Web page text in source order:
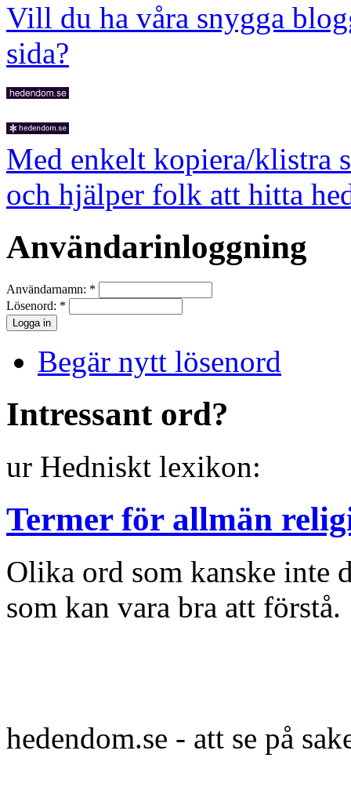
Vill du ha våra snygga
sida?
Med enkelt kopiera/klistra
och hjälper folk att hitta
Användarinloggning
Användarnamn: *
Lösenord: *
Begär nytt lösenord
Intressant ord?
ur Hedniskt lexikon:
Termer för allmän
Olika ord som kanske inte
som kan vara bra att förstå.
hedendom.se - att se på